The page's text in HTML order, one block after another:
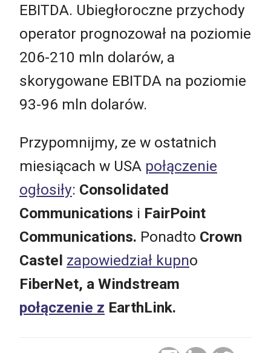
EBITDA. Ubiegłoroczne przychody
operator prognozował na poziomie
206-210 mln dolarów, a
skorygowane EBITDA na poziomie
93-96 mln dolarów.
Przypomnijmy, ze w ostatnich
miesiącach w USA połączenie
ogłosiły: Consolidated
Communications i FairPoint
Communications. Ponadto Crown
Castel zapowiedział kupno
FiberNet, a Windstream
połączenie z EarthLink.